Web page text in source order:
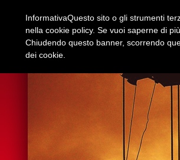
InformativaQuesto sito o gli strumenti
nella cookie policy. Se vuoi saperne di
Chiudendo questo banner, scorrendo
dei cookie.